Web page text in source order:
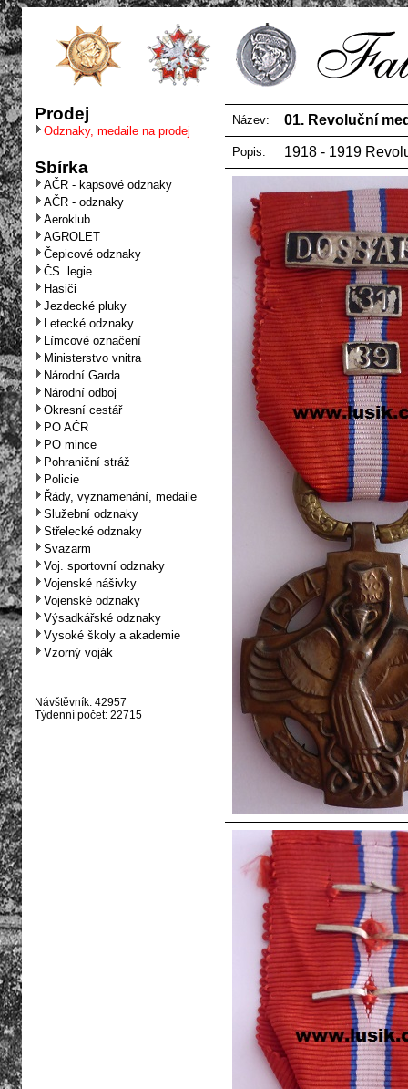
Prodej
Odznaky, medaile na prodej
Sbírka
AČR - kapsové odznaky
AČR - odznaky
Aeroklub
AGROLET
Čepicové odznaky
ČS. legie
Hasiči
Jezdecké pluky
Letecké odznaky
Límcové označení
Ministerstvo vnitra
Národní Garda
Národní odboj
Okresní cestář
PO AČR
PO mince
Pohraniční stráž
Policie
Řády, vyznamenání, medaile
Služební odznaky
Střelecké odznaky
Svazarm
Voj. sportovní odznaky
Vojenské nášivky
Vojenské odznaky
Výsadkářské odznaky
Vysoké školy a akademie
Vzorný voják
Návštěvník: 42957
Týdenní počet: 22715
Název: 01. Revoluční
Popis: 1918 - 1919